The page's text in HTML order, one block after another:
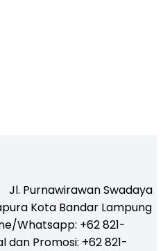
Jl. Purnawirawan Swadaya
Kota Bandar Lampung
Whatsapp: +62 821-
dan Promosi: +62 821-